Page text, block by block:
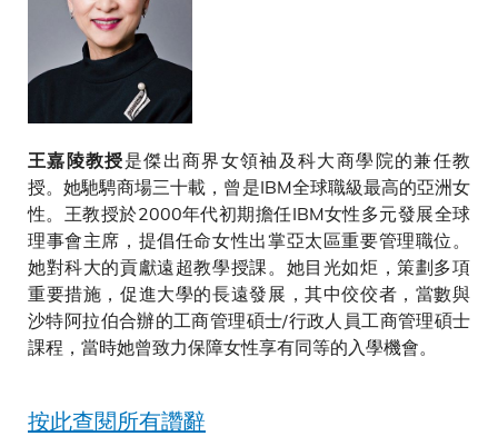
王嘉陵教授是傑出商界女領袖及科大商學院的兼任教
授。她馳騁商場三十載，曾是IBM全球職級最高的亞洲女
性。王教授於2000年代初期擔任IBM女性多元發展全球
理事會主席，提倡任命女性出掌亞太區重要管理職位。
她對科大的貢獻遠超教學授課。她目光如炬，策劃多項
重要措施，促進大學的長遠發展，其中佼佼者，當數與
沙特阿拉伯合辦的工商管理碩士/行政人員工商管理碩士
課程，當時她曾致力保障女性享有同等的入學機會。
按此查閱所有讚辭